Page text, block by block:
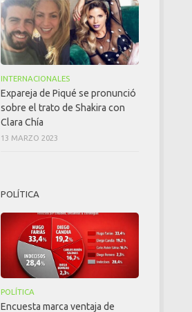
INTERNACIONALES
Expareja de Piqué se pronunció
sobre el trato de Shakira con
Clara Chía
13 MARZO 2023
POLÍTICA
POLÍTICA
Encuesta marca ventaja de